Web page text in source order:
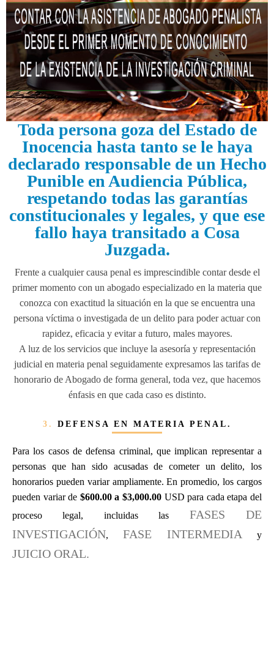
Toda persona goza del Estado de
Inocencia hasta tanto se le haya
declarado responsable de un Hecho
Punible en Audiencia Pública,
respetando todas las garantías
constitucionales y legales, y que ese
fallo haya transitado a Cosa
Juzgada.
Frente a cualquier causa penal es imprescindible contar desde el
primer momento con un abogado especializado en la materia que
conozca con exactitud la situación en la que se encuentra una
persona víctima o investigada de un delito para poder actuar con
rapidez, eficacia y evitar a futuro, males mayores.
A luz de los servicios que incluye la asesoría y representación
judicial en materia penal seguidamente expresamos las tarifas de
honorario de Abogado de forma general, toda vez, que hacemos
énfasis en que cada caso es distinto.
3. DEFENSA EN MATERIA PENAL.
Para los casos de defensa criminal, que implican representar a
personas que han sido acusadas de cometer un delito, los
honorarios pueden variar ampliamente. En promedio, los cargos
pueden variar de $600.00 a $3,000.00 USD para cada etapa del
proceso legal, incluidas las FASES DE
INVESTIGACIÓN, FASE INTERMEDIA y
JUICIO ORAL.